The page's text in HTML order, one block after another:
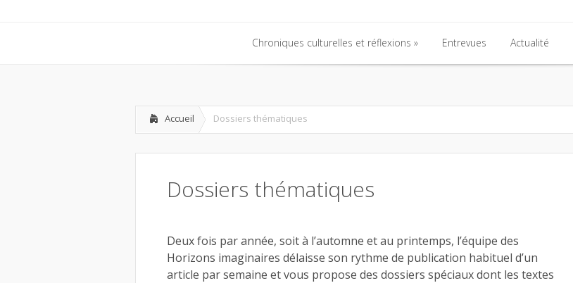
Chroniques culturelles et réflexions Entrevues Actualité
Accueil Dossiers thématiques
Dossiers thématiques
Deux fois par année, soit à l’automne et au printemps, l’équipe des
Horizons imaginaires délaisse son rythme de publication habituel d’un
article par semaine et vous propose des dossiers spéciaux dont les textes